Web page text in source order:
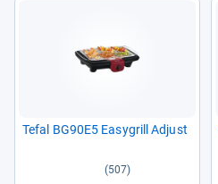
Tefal BG90E5 Easy­grill Adjust
(507)